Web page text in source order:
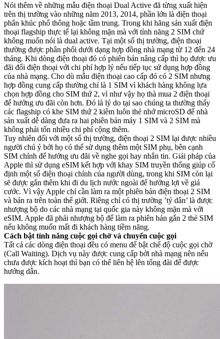
Nói thêm về những mẫu điện thoại Dual Active đã từng xuất hiện
trên thị trường vào những năm 2013, 2014, phần lớn là điện thoại
phân khúc phổ thông hoặc tầm trung. Trong khi hãng sản xuất điện
thoại flagship thực tế lại không mặn mà với tính năng 2 SIM chứ
không muốn nói là dual active. Tại một số thị trường, điện thoại
thường được phân phối dưới dạng hợp đồng nhà mạng từ 12 đến 24
tháng. Khi dòng điện thoại đó có phiên bản nâng cấp thì họ được ưu
đãi đổi điện thoại với chi phí hợp lý nếu tiếp tục sử dụng hợp đồng
của nhà mạng. Cho dù mẫu điện thoại cao cấp đó có 2 SIM nhưng
hợp đồng cung cấp thường chỉ là 1 SIM vì khách hàng không lựa
chọn hợp đồng cho SIM thứ 2, vì như vậy họ thà mua 2 điện thoại
để hưởng ưu đãi còn hơn. Đó là lý do tại sao chúng ta thường thấy
các flagship có khe SIM thứ 2 kiêm luôn thẻ nhớ microSD để nhà
sản xuất dễ dàng đưa ra hai phiên bản máy 1 SIM và 2 SIM mà
không phải tốn nhiều chi phí cộng thêm.
Tuy nhiên đối với một số thị trường, điện thoại 2 SIM lại được nhiều
người chú ý bởi họ có thể sử dụng thêm một SIM phụ, bên cạnh
SIM chính để hưởng ưu đãi về nghe gọi hay nhắn tin. Giải pháp của
Apple thì sử dụng eSIM kết hợp với khay SIM truyền thống giúp cố
định một số điện thoại chính của người dùng, trong khi SIM còn lại
sẽ được gắn thêm khi đi du lịch nước ngoài để hưởng lợi về giá
cước. Vì vậy Apple chỉ cần làm ra một phiên bản điện thoại 2 SIM
và bán ra trên toàn thế giới. Riêng chỉ có thị trường ’tỷ dân’ là được
nhượng bộ do các nhà mạng tại quốc gia này không mặn mà với
eSIM. Apple đã phải nhượng bộ để làm ra phiên bản gắn 2 thẻ SIM
nếu không muốn mất đi khách hàng tiềm năng.
Cách bật tính năng cuộc gọi chờ và chuyển cuộc gọi
Tất cả các dòng điện thoại đều có menu để bật chế độ cuộc gọi chờ
(Call Waiting). Dịch vụ này được cung cấp bởi nhà mạng nên nếu
chưa được kích hoạt thì bạn có thể liên hệ lên tổng đài để được
hướng dẫn.